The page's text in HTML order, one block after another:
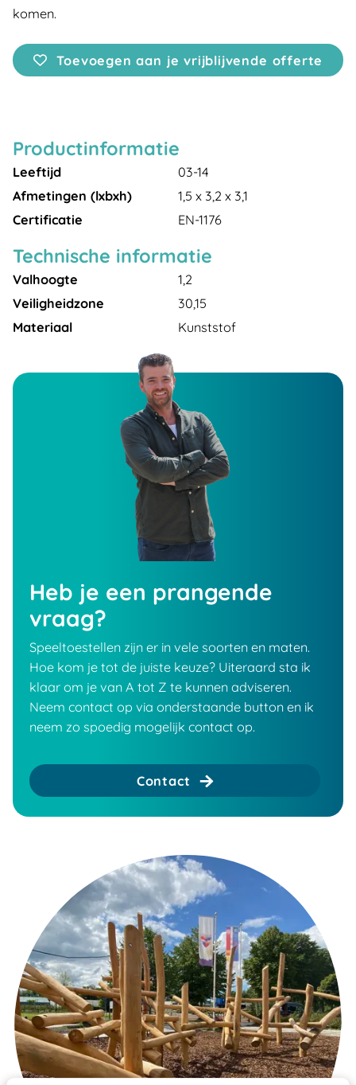
komen.
Toevoegen aan je vrijblijvende offerte
Productinformatie
Leeftijd
03-14
Afmetingen (lxbxh)
1,5 x 3,2 x 3,1
Certificatie
EN-1176
Technische informatie
Valhoogte
1,2
Veiligheidzone
30,15
Materiaal
Kunststof
Heb je een prangende
vraag?
Speeltoestellen zijn er in vele soorten en maten.
Hoe kom je tot de juiste keuze? Uiteraard sta ik
klaar om je van A tot Z te kunnen adviseren.
Neem contact op via onderstaande button en ik
neem zo spoedig mogelijk contact op.
Contact